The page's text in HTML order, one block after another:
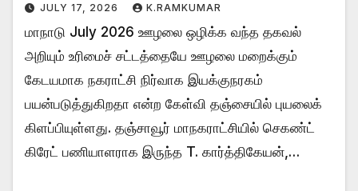
JULY 17, 2026 K.RAMKUMAR
மாநாடு July 2026 ஊழலை ஒழிக்க வந்த தகவல்
அறியும் உரிமைச் சட்டத்தையே ஊழலை மறைக்கும்
கேடயமாக நகராட்சி நிர்வாக இயக்குநரகம்
பயன்படுத்துகிறதா என்ற கேள்வி தஞ்சையில் புயலைக்
கிளப்பியுள்ளது. தஞ்சாவூர் மாநகராட்சியில் செகண்ட்
கிரேட் பணியாளராக இருந்த T. கார்த்திகேயன்,…